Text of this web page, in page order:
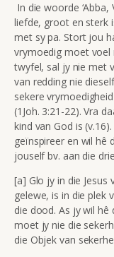
In die woorde
liefde, groot en sterk
met sy pa. Stort jou
vrymoedig moet
twyfel, sal jy nie met
van redding nie
sekere
(1Joh. 3:21-22). Vra
kind van God is
geïnspireer en wil
jouself bv. aan die
[a] Glo jy in die Jesus
gelewe, is in die plek
die dood. As jy wil
moet jy nie die
die Objek van